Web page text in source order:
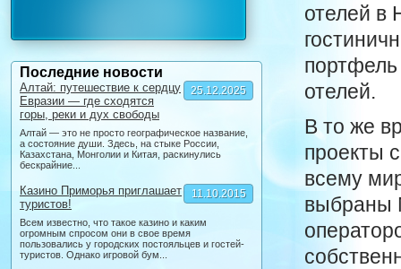
Последние новости
25.12.2025
Алтай: путешествие к сердцу
Евразии — где сходятся
горы, реки и дух свободы
Алтай — это не просто географическое название,
а состояние души. Здесь, на стыке России,
Казахстана, Монголии и Китая, раскинулись
бескрайние...
11.10.2015
Казино Приморья приглашает
туристов!
Всем известно, что такое казино и каким
огромным спросом они в свое время
пользовались у городских постояльцев и гостей-
туристов. Однако игровой бум...
отелей в
отелей.
В то же
проекты
всему
выбраны